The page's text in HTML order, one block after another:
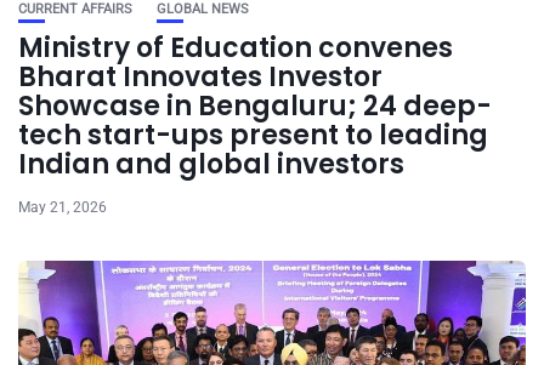
CURRENT AFFAIRS GLOBAL NEWS
Ministry of Education convenes
Bharat Innovates Investor
Showcase in Bengaluru; 24 deep-
tech start-ups present to leading
Indian and global investors
May 21, 2026